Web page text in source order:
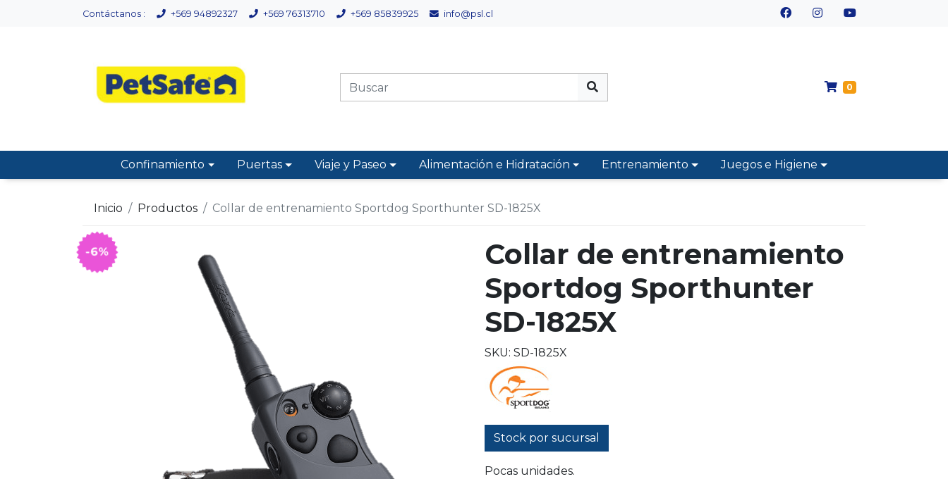
Contáctanos : +569 94892327 +569 76313710 +569 85839925 info@psl.cl
0
Confinamiento Puertas Viaje y Paseo Alimentación e Hidratación Entrenamiento Juegos e Higiene
Inicio Productos Collar de entrenamiento Sportdog Sporthunter SD-1825X
-6%
Collar de entrenamiento
Sportdog Sporthunter
SD-1825X
SKU: SD-1825X
Stock por sucursal
Pocas unidades.